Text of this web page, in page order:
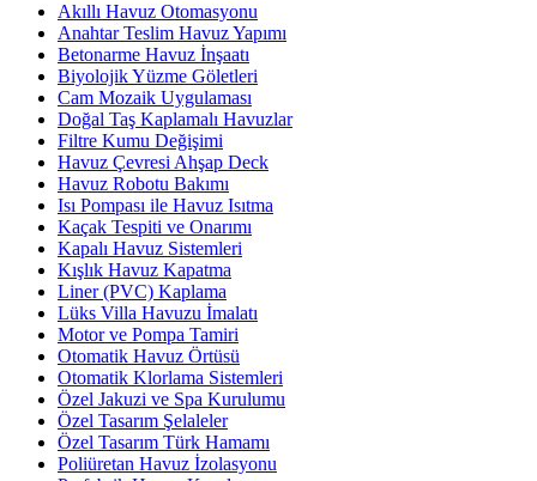
Akıllı Havuz Otomasyonu
Anahtar Teslim Havuz Yapımı
Betonarme Havuz İnşaatı
Biyolojik Yüzme Göletleri
Cam Mozaik Uygulaması
Doğal Taş Kaplamalı Havuzlar
Filtre Kumu Değişimi
Havuz Çevresi Ahşap Deck
Havuz Robotu Bakımı
Isı Pompası ile Havuz Isıtma
Kaçak Tespiti ve Onarımı
Kapalı Havuz Sistemleri
Kışlık Havuz Kapatma
Liner (PVC) Kaplama
Lüks Villa Havuzu İmalatı
Motor ve Pompa Tamiri
Otomatik Havuz Örtüsü
Otomatik Klorlama Sistemleri
Özel Jakuzi ve Spa Kurulumu
Özel Tasarım Şelaleler
Özel Tasarım Türk Hamamı
Poliüretan Havuz İzolasyonu